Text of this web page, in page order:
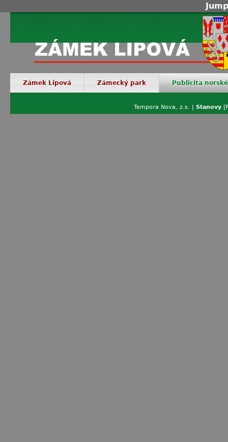
Zámek Lipová Zámecký park Publicita
Tempora Nova, z.s. | Stanovy